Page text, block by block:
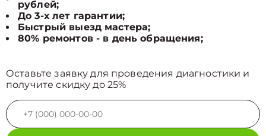
рублей;
До 3-х лет гарантии;
Быстрый выезд мастера;
80% ремонтов - в день обращения;
Оставьте заявку для проведения диагностики и
получите скидку до 25%